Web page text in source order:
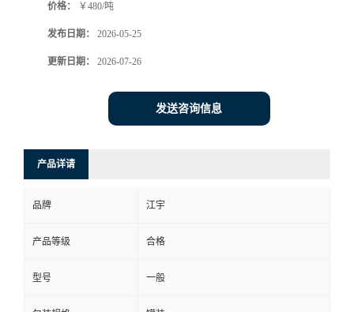
价格： ￥480/吨
发布日期： 2026-05-25
更新日期： 2026-07-26
发送咨询信息
产品详请
品牌 江宇
产品等级 合格
型号 一般